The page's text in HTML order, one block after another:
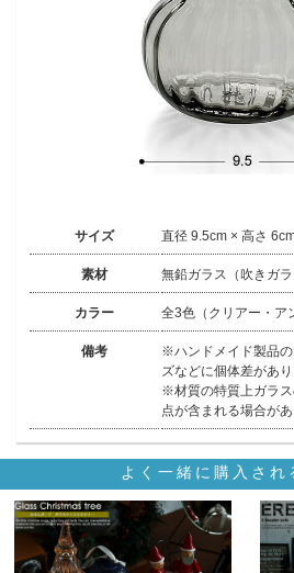
サイズ 直径 9.5cm × 高さ
素材 無鉛ガラス（吹きガラ
カラー 全3色（クリアー・ア
備考
※ハンドメイド製品
ズなどに個体差があり
※材質の特質上ガラ
点が含まれる場合があ
よく一緒に購入され